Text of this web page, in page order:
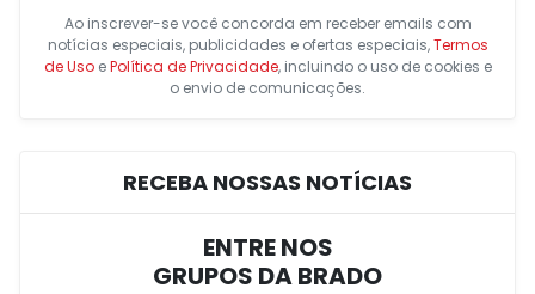
Ao inscrever-se você concorda em receber emails com
notícias especiais, publicidades e ofertas especiais,Termos
de UsoePolítica de Privacidade, incluindo o uso de cookies e
o envio de comunicações.
RECEBA NOSSAS NOTÍCIAS
ENTRE NOS
GRUPOS DA BRADO